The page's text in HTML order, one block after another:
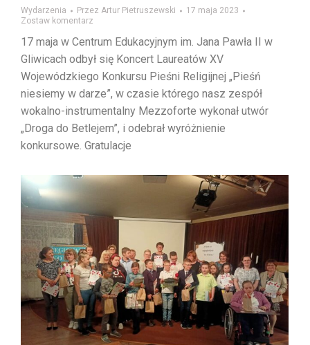
Wydarzenia Przez Artur Pietruszewski
17 maja 2023
Zostaw komentarz
17 maja w Centrum Edukacyjnym im. Jana Pawła II w
Gliwicach odbył się Koncert Laureatów XV
Wojewódzkiego Konkursu Pieśni Religijnej „Pieśń
niesiemy w darze”, w czasie którego nasz zespół
wokalno-instrumentalny Mezzoforte wykonał utwór
„Droga do Betlejem”, i odebrał wyróżnienie
konkursowe. Gratulacje